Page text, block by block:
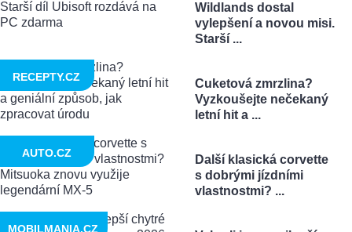
Wildlands dostal
vylepšení a novou misi.
Starší ...
Cuketová zmrzlina?
Vyzkoušejte nečekaný
letní hit a ...
RECEPTY.CZ
Další klasická corvette
s dobrými jízdními
vlastnostmi? ...
AUTO.CZ
MOBILMANIA.CZ